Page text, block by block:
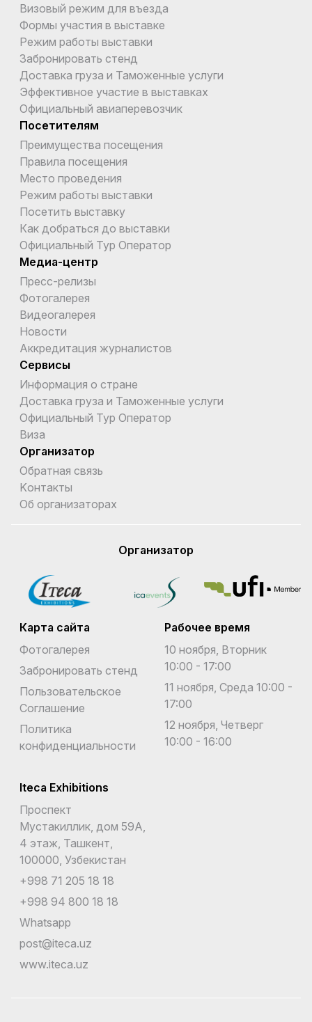
Визовый режим для въезда
Формы участия в выставке
Режим работы выставки
Забронировать стенд
Доставка груза и Таможенные услуги
Эффективное участие в выставках
Официальный авиаперевозчик
Посетителям
Преимущества посещения
Правила посещения
Место проведения
Режим работы выставки
Посетить выставку
Как добраться до выставки
Официальный Тур Оператор
Медиа-центр
Пресс-релизы
Фотогалерея
Видеогалерея
Новости
Аккредитация журналистов
Сервисы
Информация о стране
Доставка груза и Таможенные услуги
Официальный Тур Оператор
Виза
Организатор
Обратная связь
Kонтакты
Об организаторах
Организатор
Карта сайта
Фотогалерея
Забронировать стенд
Пользовательское
Соглашение
Политика
конфиденциальности
Рабочее время
10 ноября, Вторник
10:00 - 17:00
11 ноября, Среда 10:00 -
17:00
12 ноября, Четверг
10:00 - 16:00
Iteca Exhibitions
Проспект
Мустакиллик, дом 59А,
4 этаж, Ташкент,
100000, Узбекистан
+998 71 205 18 18
+998 94 800 18 18
Whatsapp
post@iteca.uz
www.iteca.uz